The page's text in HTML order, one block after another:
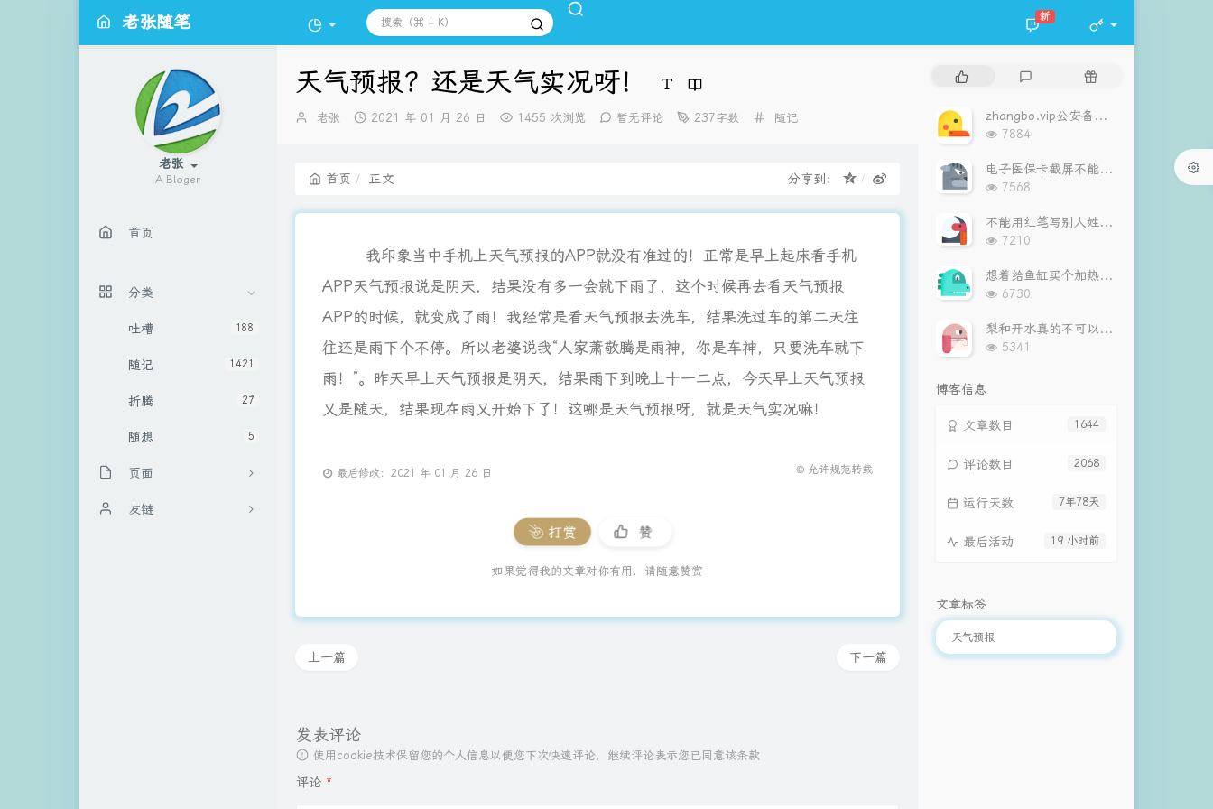
老张随笔 新
老张
A Bloger
首页
分类
188
吐槽
1421
随记
27
折腾
5
随想
页面
关于博主
友链
天气预报？还是天气实况呀！
博
老张
发
2021 年 01 月 26 日 1455 次浏览 暂无评论 237字数
分
随记
首页 正文 分享到：
我印象当中手机上天气预报的APP就没有准过的！正常是早上起床看手机
APP天气预报说是阴天，结果没有多一会就下雨了，这个时候再去看天气预报
APP的时候，就变成了雨！我经常是看天气预报去洗车，结果洗过车的第二天往
往还是雨下个不停。所以老婆说我“人家萧敬腾是雨神，你是车神，只要洗车就下
雨！”。昨天早上天气预报是阴天，结果雨下到晚上十一二点，今天早上天气预报
又是随天，结果现在雨又开始下了！这哪是天气预报呀，就是天气实况嘛！
最后修改：2021 年 01 月 26 日 © 允许规范转载
打赏 赞
如果觉得我的文章对你有用，请随意赞赏
下一篇
上一篇
发表评论
使用cookie技术保留您的个人信息以便您下次快速评论，继续评论表示您已同意该条款
评论 *
随
zhangbo.vip公安备案通过！
浏
次
数:
7884
电子医保卡截屏不能刷！
浏
次
数:
7568
不能用红笔写别人姓名，最好也不要用红笔圈别人姓名！
浏
次
数:
7210
想着给鱼缸买个加热棒，算下电费，算了吧！
浏
次
数:
6730
梨和开水真的不可以同用
浏
5341
博客信息
1644
文章数目
2068
评论数目
7年78天
运行天数
19 小时前
最后活动
文章标签
天气预报